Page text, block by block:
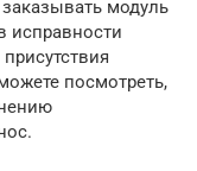
модуль
исправности
посмотреть,